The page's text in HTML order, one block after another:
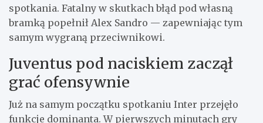
spotkania. Fatalny w skutkach błąd pod własną
bramką popełnił Alex Sandro — zapewniając tym
samym wygraną przeciwnikowi.
Juventus pod naciskiem zaczął
grać ofensywnie
Już na samym początku spotkaniu Inter przejęło
funkcje dominanta. W pierwszych minutach gry